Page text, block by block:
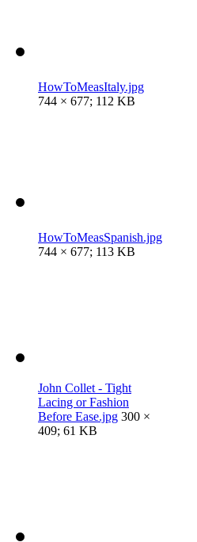
HowToMeasItaly.jpg
744 × 677; 112 KB
HowToMeasSpanish.jpg
744 × 677; 113 KB
John Collet - Tight
Lacing or Fashion
Before Ease.jpg 300 ×
409; 61 KB